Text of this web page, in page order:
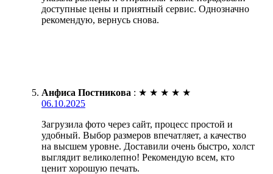
доступные цены и приятный сервис. Однозначно
рекомендую, вернусь снова.
Анфиса Постникова : ★ ★ ★ ★ ★
06.10.2025
Загрузила фото через сайт, процесс простой и
удобный. Выбор размеров впечатляет, а качество
на высшем уровне. Доставили очень быстро, холст
выглядит великолепно! Рекомендую всем, кто
ценит хорошую печать.